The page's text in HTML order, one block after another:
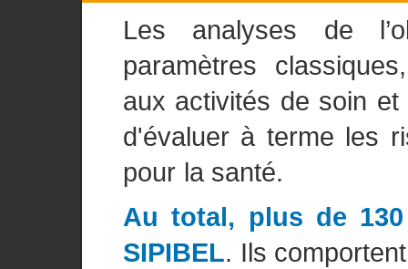
Les analyses de
paramètres
aux activités de soin
d'évaluer à terme les
pour la santé.
Au total, plus de
SIPIBEL. Ils